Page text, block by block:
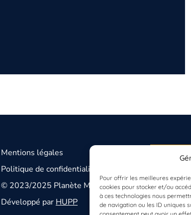
Pour offrir les meilleures
cookies pour stocker et/ou
à ces technologies nous
de navigation ou les ID uniques
Mentions légales
Politique de confidentialité
© 2023/2025 Planète Mer
Développé parHUPP